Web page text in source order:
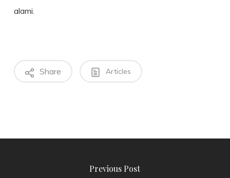
alami.
Share Articles
Previous Post